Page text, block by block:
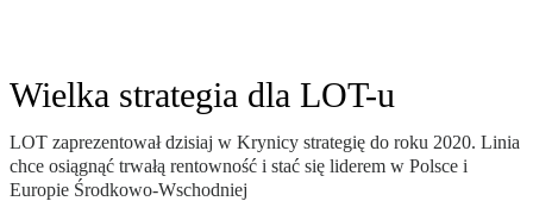
Wielka strategia dla LOT-u
LOT zaprezentował dzisiaj w Krynicy strategię do roku 2020. Linia
chce osiągnąć trwałą rentowność i stać się liderem w Polsce i
Europie Środkowo-Wschodniej